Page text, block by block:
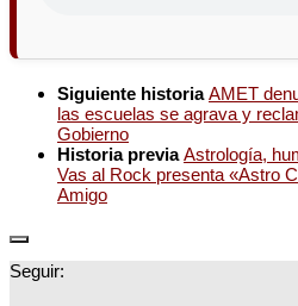
Siguiente historiaAMET
las escuelas se agrava y
Gobierno
Historia previaAstrología,
Vas al Rock presenta «Astro
Amigo
Seguir: